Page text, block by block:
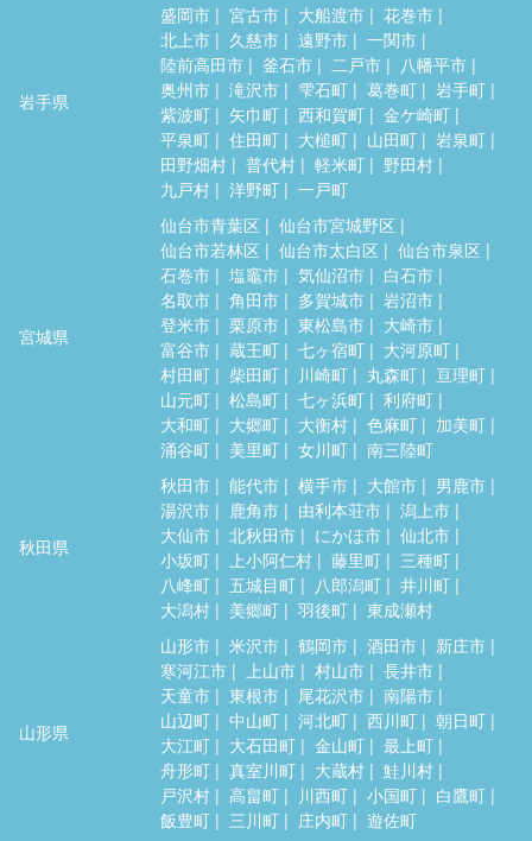
岩手県
盛岡市 宮古市 大船渡市
花巻市
北上市
久慈市 遠野市
一関市
陸前高田市
釜石市 二戸市
八幡平市
奥州市
滝沢市 雫石町 葛巻町
岩手町
紫波町
矢巾町 西和賀町
金ケ崎町
平泉町
住田町 大槌町 山田町
岩泉町
田野畑村
普代村 軽米町
野田村
九戸村
洋野町 一戸町
宮城県
仙台市青葉区
仙台市宮城野区
仙台市若林区
仙台市太白区
仙台市泉区
石巻市
塩竈市 気仙沼市
白石市
名取市
角田市 多賀城市
岩沼市
登米市
栗原市 東松島市
大崎市
富谷市
蔵王町 七ヶ宿町
大河原町
村田町
柴田町 川崎町 丸森町
亘理町
山元町
松島町 七ヶ浜町
利府町
大和町
大郷町 大衡村 色麻町
加美町
涌谷町
美里町 女川町 南三陸町
秋田県
秋田市 能代市 横手市 大館市
男鹿市
湯沢市
鹿角市 由利本荘市
潟上市
大仙市
北秋田市 にかほ市
仙北市
小坂町
上小阿仁村 藤里町
三種町
八峰町
五城目町 八郎潟町
井川町
大潟村
美郷町 羽後町 東成瀬村
山形県
山形市 米沢市 鶴岡市 酒田市
新庄市
寒河江市
上山市 村山市
長井市
天童市
東根市 尾花沢市
南陽市
山辺町
中山町 河北町 西川町
朝日町
大江町
大石田町 金山町
最上町
舟形町
真室川町 大蔵村
鮭川村
戸沢村
高畠町 川西町 小国町
白鷹町
飯豊町
三川町 庄内町 遊佐町